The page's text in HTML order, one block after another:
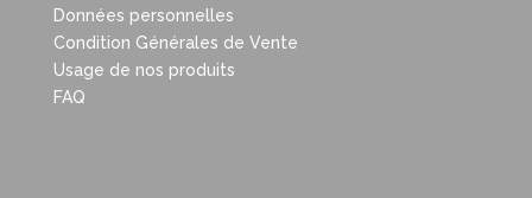
Données personnelles
Condition Générales de Vente
Usage de nos produits
FAQ